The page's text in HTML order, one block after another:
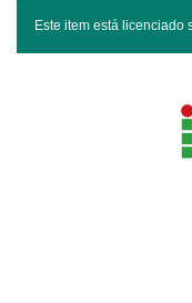
Este item está licenciado